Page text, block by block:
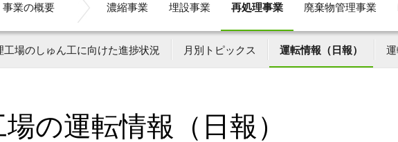
事業の概要 濃縮事業 埋設事業 再処理事業 廃棄物管理事業
工場のしゅん工に向けた進捗状況 月別トピックス 運転情報（日報） 運
の運転情報（日報）